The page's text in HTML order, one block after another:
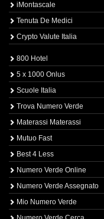
iMontascale
Tenuta De Medici
Crypto Valute Italia
800 Hotel
5 x 1000 Onlus
Scuole Italia
Trova Numero Verde
Materassi Materassi
Mutuo Fast
Best 4 Less
Numero Verde Online
Numero Verde Assegnato
Mio Numero Verde